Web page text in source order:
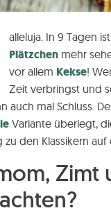
alleluja. In 9 Tagen
Plätzchen mehr
vor allem Kekse!
Zeit verbringst und
auch mal Schluss.
Variante überlegt,
den Klassikern
Zimt